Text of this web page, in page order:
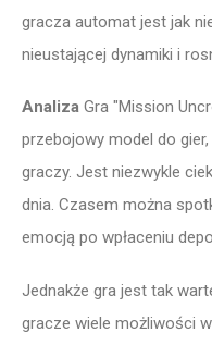
gracza automat jest jak
nieustającej dynamiki i
Analiza Gra "Mission
przebojowy model do
graczy. Jest niezwykle
dnia. Czasem można
emocją po wpłaceniu
Jednakże gra jest tak
gracze wiele możliwości